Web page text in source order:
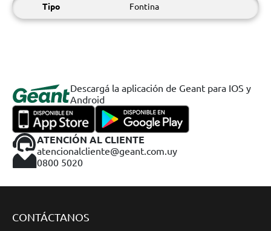
Tipo Fontina
Descargá la aplicación de Geant para IOS y
Android
ATENCIÓN AL CLIENTE
atencionalcliente@geant.com.uy
0800 5020
CONTÁCTANOS